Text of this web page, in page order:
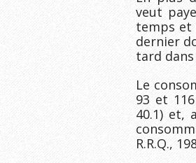
veut
temps et
dernier
tard
Le
93 et
40.1) et,
R.R.Q.,